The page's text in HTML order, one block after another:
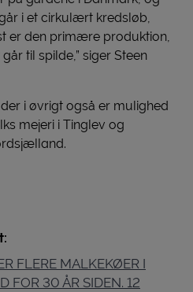
i et cirkulært kredsløb,
er den primære produktion,
til spilde,” siger Steen
i øvrigt også er mulighed
mejeri i Tinglev og
FLERE MALKEKØER I
FOR 30 ÅR SIDEN. 12